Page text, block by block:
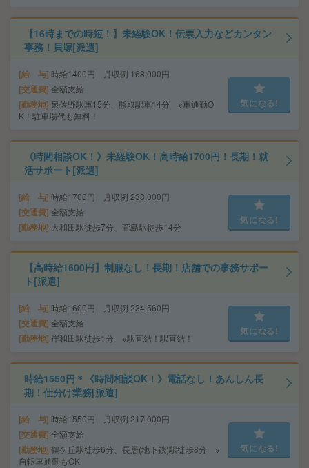
【16時までの時短！】未経験OK！伝票入力などカンタン
事務！貝塚[派遣]
給 与 時給1400円 月収例 168,000円
交通費 全額支給
勤務地 泉佐野駅車15分、熊取駅車14分 ※車通勤O
K！駐車場代も無料！
気になる!
《時間相談OK！》未経験OK！高時給1700円！長期！就
活サポート[派遣]
給 与 時給1700円 月収例 238,000円
交通費 全額支給
勤務地 大和田駅徒歩7分、萱島駅徒歩14分
気になる!
【高時給1600円】制服なし！長期！店舗での事務サポー
ト[派遣]
給 与 時給1600円 月収例 234,560円
交通費 全額支給
勤務地 岸和田駅徒歩1分 ※駅直結！駅直結！
気になる!
時給1550円＊《時間相談OK！》電話なし！あんしん長
期！仕分け業務[派遣]
給 与 時給1550円 月収例 217,000円
交通費 全額支給
勤務地 鶴ケ丘駅徒歩6分、長居(地下鉄)駅徒歩8分 ※
自転車通勤もOK
気になる!